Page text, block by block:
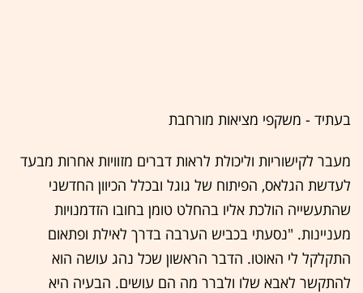
בעתיד - משקפי מציאות מורחבת
מעבר לקישוריות וליכולת לראות דברים מזוויות אחרות מבעד
לעדשת הגלאס, הפיתוח של גוגל ובכלל הכיוון החדשני
שהתעשייה הולכת אליו בהחלט טומן בחובו הזדמנויות
מעניינות. "נסעתי בכביש הערבה בדרך לאילת ופתאום
התקלקל לי האוטו. הדבר הראשון שכל נהג עושה הוא
להתקשר לאבא שלו ולברר מה הם עושים. הבעיה היא